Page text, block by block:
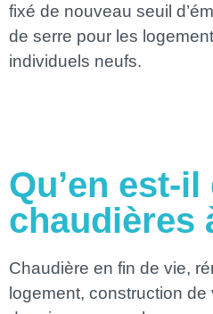
fixé de nouveau seuil
de serre pour les
individuels neufs.
Qu’en est-il
chaudières
Chaudière en fin de vie,
logement, construction